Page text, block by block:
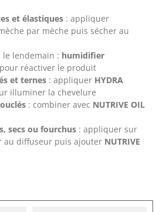
et élastiques : appliquer
par mèche puis sécher au
le lendemain : humidifier
pour réactiver le produit
et ternes : appliquer HYDRA
illuminer la chevelure
: combiner avec NUTRIVE OIL
secs ou fourchus : appliquer sur
au diffuseur puis ajouter NUTRIVE